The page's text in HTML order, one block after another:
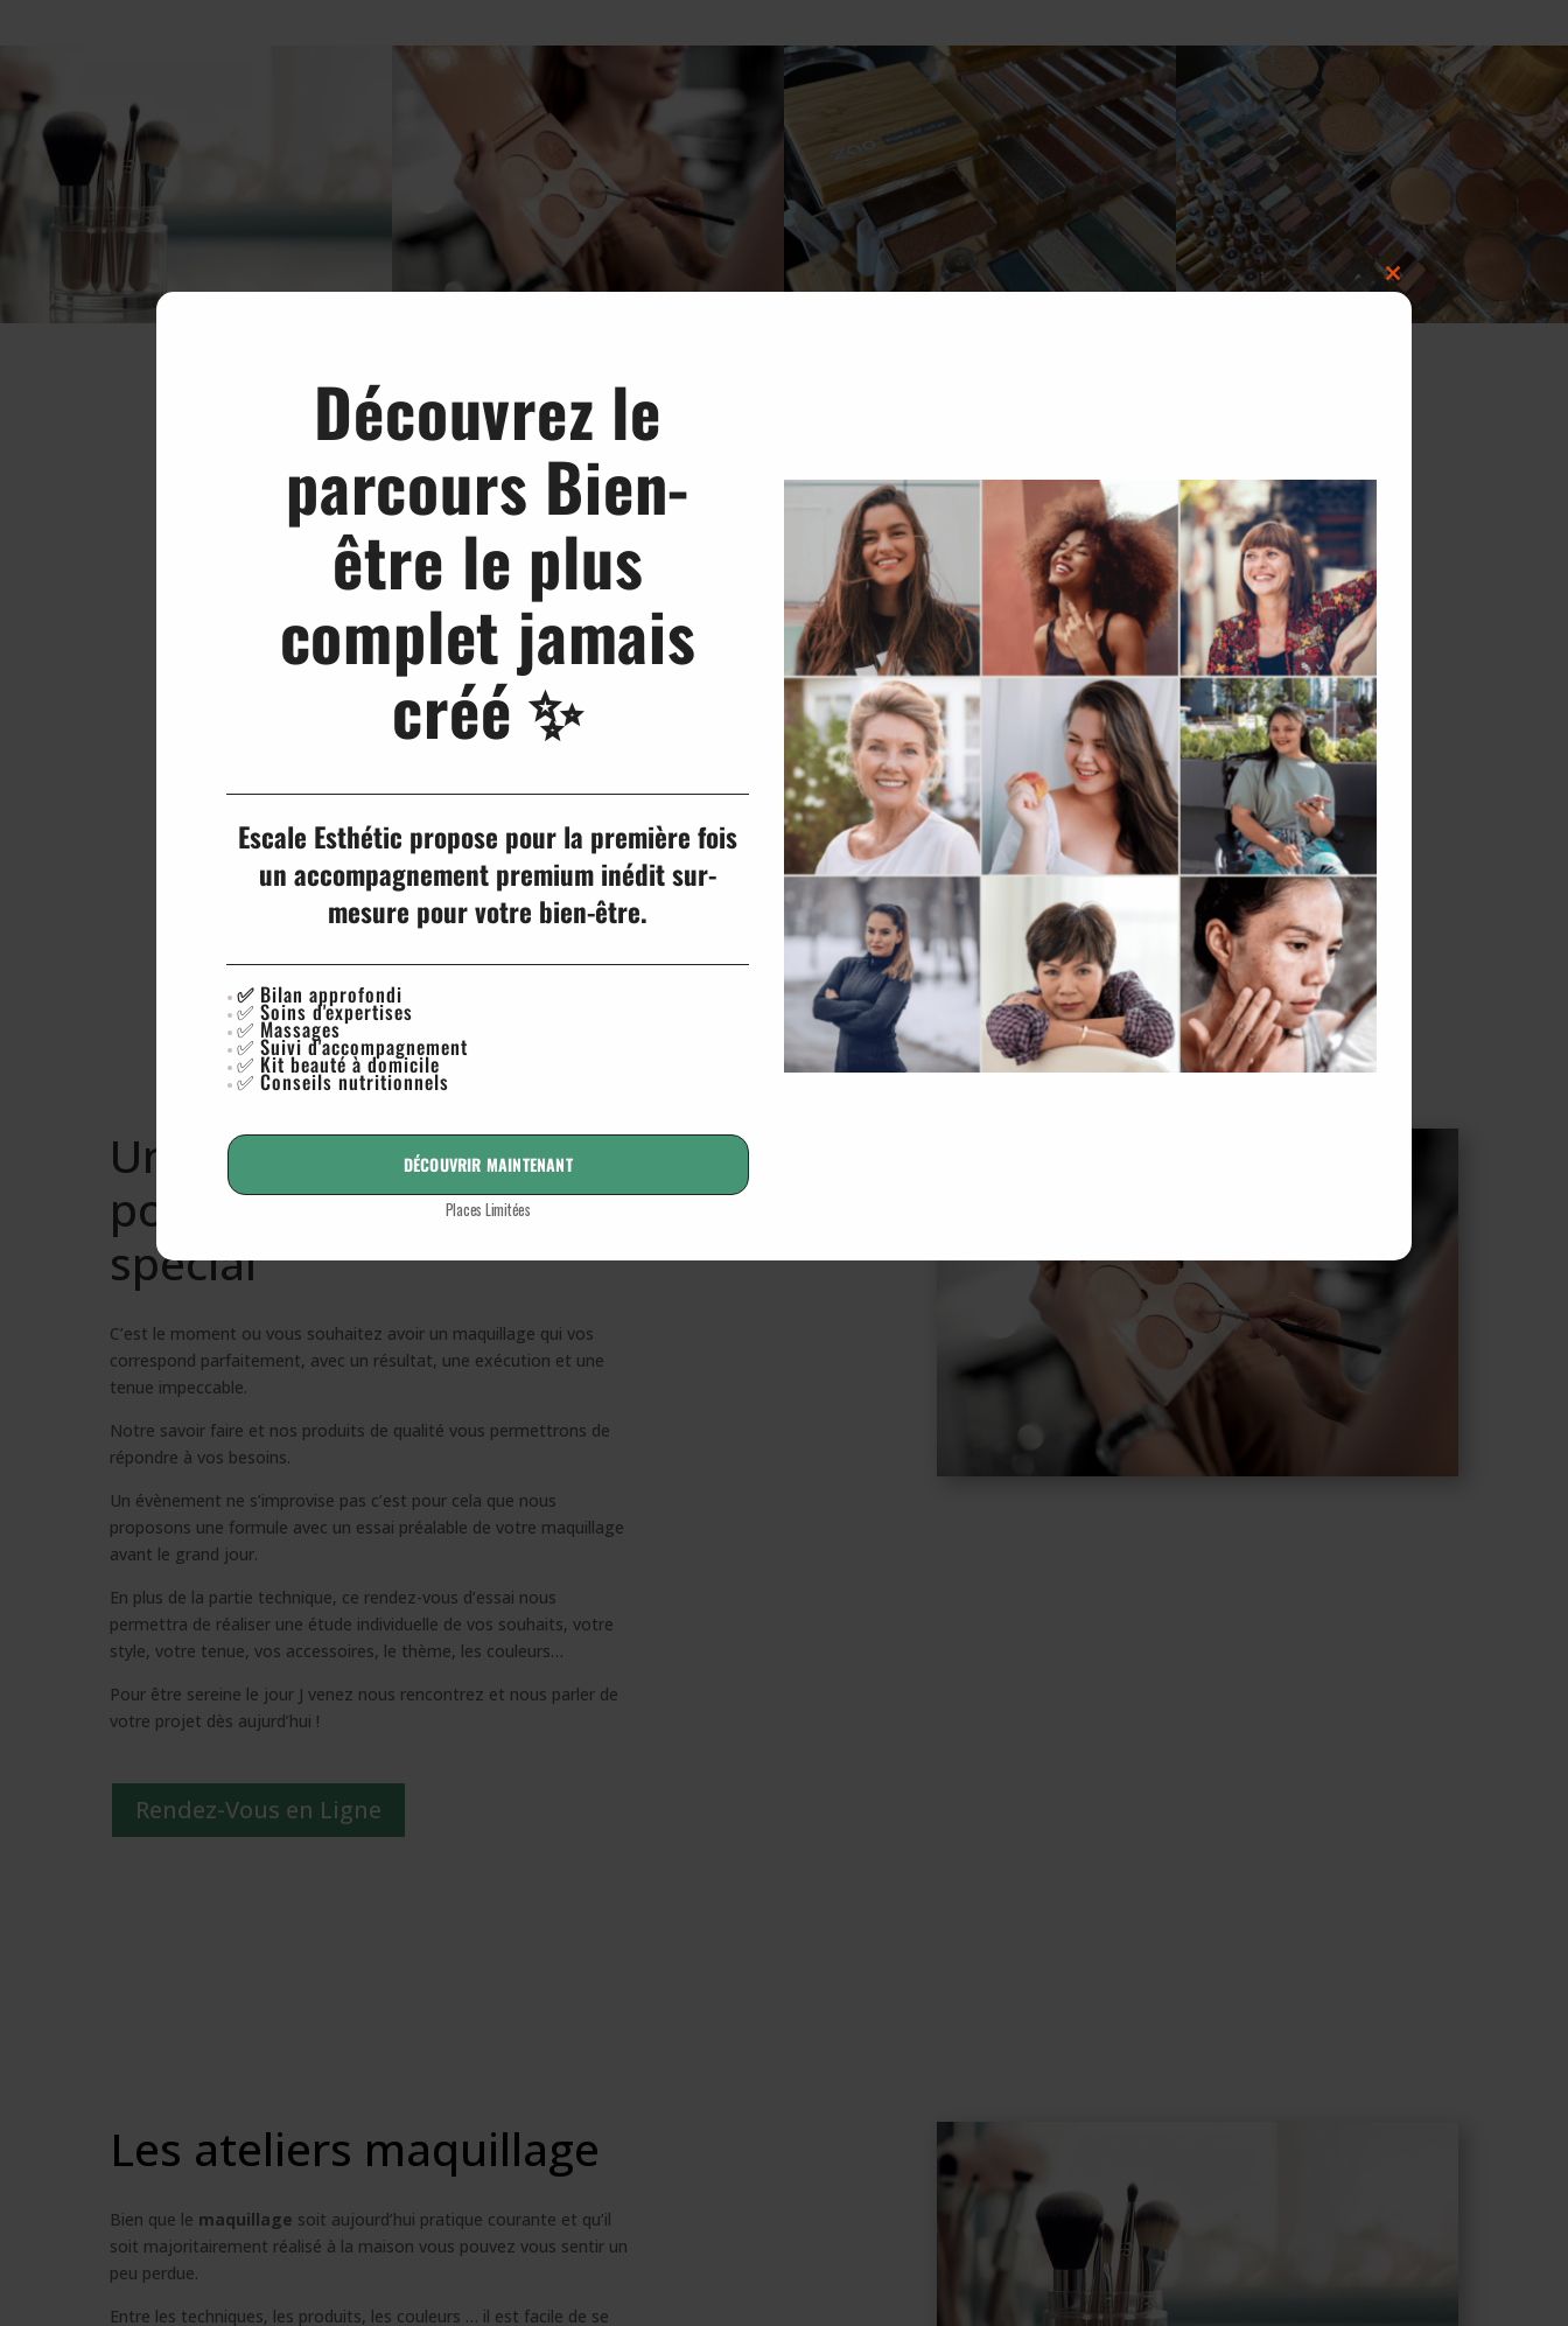
Ayant l’habitude de me maquiller, je me suis laissé par un maquillage sur-mesure pour le mariage d’une
amie
Une prestation spéciale
pour un événement
spécial
C’est le moment ou vous souhaitez avoir un maquillage qui vos
correspond parfaitement, avec un résultat, une exécution et une
tenue impeccable.
Notre savoir faire et nos produits de qualité vous permettrons de
répondre à vos besoins.
Un évènement ne s’improvise pas c’est pour cela que nous
proposons une formule avec un essai préalable de votre maquillage
avant le grand jour.
En plus de la partie technique, ce rendez-vous d’essai nous
permettra de réaliser une étude individuelle de vos souhaits, votre
style, votre tenue, vos accessoires, le thème, les couleurs…
Pour être sereine le jour J venez nous rencontrez et nous parler de
votre projet dès aujurd’hui !
Rendez-Vous en Ligne
Les ateliers maquillage
Bien que le maquillage soit aujourd’hui pratique courante et qu’il
soit majoritairement réalisé à la maison vous pouvez vous sentir un
peu perdue.
Entre les techniques, les produits, les couleurs … il est facile de se
Close
this
Découvrez le
parcours Bien-
être le plus
complet jamais
créé ✨
Escale Esthétic propose pour la première fois
un accompagnement premium inédit sur-
mesure pour votre bien-être.
✅ Bilan approfondi
✅ Soins d'expertises
✅ Massages
✅ Suivi d'accompagnement
✅ Kit beauté à domicile
✅ Conseils nutritionnels
DÉCOUVRIR MAINTENANT
Places Limitées